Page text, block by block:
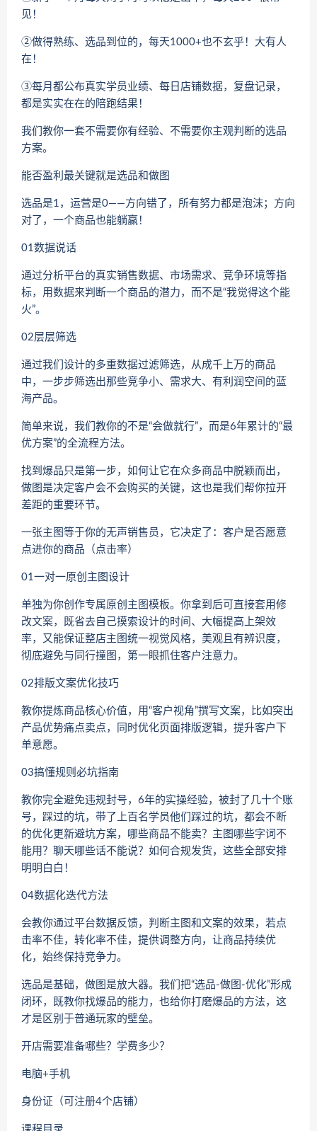
见！
➁做得熟练、选品到位的，每天1000+也不玄乎！大有人
在！
➂每月都公布真实学员业绩、每日店铺数据，复盘记录，
都是实实在在的陪跑结果！
我们教你一套不需要你有经验、不需要你主观判断的选品
方案。
能否盈利最关键就是选品和做图
选品是1，运营是0——方向错了，所有努力都是泡沫；方向
对了，一个商品也能躺赢！
01数据说话
通过分析平台的真实销售数据、市场需求、竞争环境等指
标，用数据来判断一个商品的潜力，而不是“我觉得这个能
火”。
02层层筛选
通过我们设计的多重数据过滤筛选，从成千上万的商品
中，一步步筛选出那些竞争小、需求大、有利润空间的蓝
海产品。
简单来说，我们教你的不是“会做就行”，而是6年累计的“最
优方案”的全流程方法。
找到爆品只是第一步，如何让它在众多商品中脱颖而出，
做图是决定客户会不会购买的关键，这也是我们帮你拉开
差距的重要环节。
一张主图等于你的无声销售员，它决定了：客户是否愿意
点进你的商品（点击率）
01一对一原创主图设计
单独为你创作专属原创主图模板。你拿到后可直接套用修
改文案，既省去自己摸索设计的时间、大幅提高上架效
率，又能保证整店主图统一视觉风格，美观且有辨识度，
彻底避免与同行撞图，第一眼抓住客户注意力。
02排版文案优化技巧
教你提炼商品核心价值，用“客户视角”撰写文案，比如突出
产品优势痛点卖点，同时优化页面排版逻辑，提升客户下
单意愿。
03搞懂规则必坑指南
教你完全避免违规封号，6年的实操经验，被封了几十个账
号，踩过的坑，带了上百名学员他们踩过的坑，都会不断
的优化更新避坑方案，哪些商品不能卖？主图哪些字词不
能用？聊天哪些话不能说？如何合规发货，这些全部安排
明明白白！
04数据化迭代方法
会教你通过平台数据反馈，判断主图和文案的效果，若点
击率不佳，转化率不佳，提供调整方向，让商品持续优
化，始终保持竞争力。
选品是基础，做图是放大器。我们把“选品-做图-优化”形成
闭环，既教你找爆品的能力，也给你打磨爆品的方法，这
才是区别于普通玩家的壁垒。
开店需要准备哪些？学费多少？
电脑+手机
身份证（可注册4个店铺）